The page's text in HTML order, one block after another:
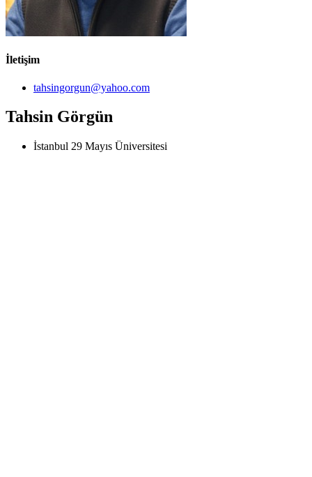
İletişim
tahsingorgun@yahoo.com
Tahsin Görgün
İstanbul 29 Mayıs Üniversitesi